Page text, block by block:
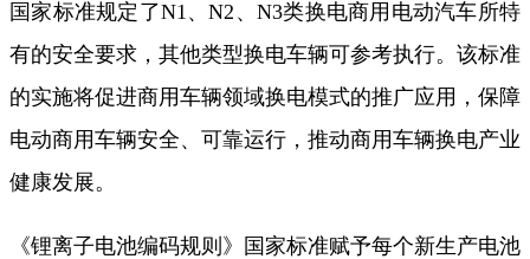
国家标准规定了N1、N2、N3类换电商用电动汽车所特
有的安全要求，其他类型换电车辆可参考执行。该标准
的实施将促进商用车辆领域换电模式的推广应用，保障
电动商用车辆安全、可靠运行，推动商用车辆换电产业
健康发展。
《锂离子电池编码规则》国家标准赋予每个新生产电池